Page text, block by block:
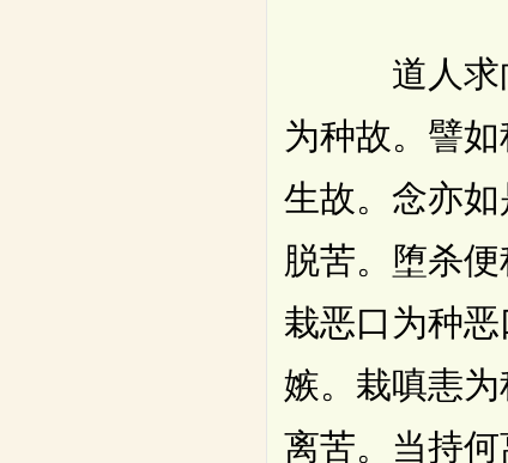
道人求向
为种故。譬
生故。念亦
脱苦。堕杀
栽恶口为种
嫉。栽嗔恚
离苦。当持